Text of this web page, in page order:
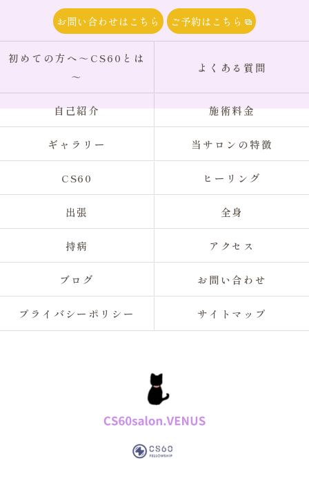
お問い合わせはこちら ご予約はこちら
初めての方へ～CS60とは
～
よくある質問
自己紹介 施術料金
ギャラリー 当サロンの特徴
CS60 ヒーリング
出張 全身
持病 アクセス
ブログ お問い合わせ
プライバシーポリシー サイトマップ